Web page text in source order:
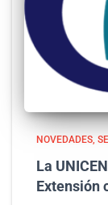
NOVEDADES
La
Extensión